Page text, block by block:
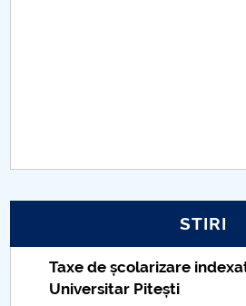
Proiect PRIM STUD
STIRI
Taxe de școlarizare
Universitar Pitești